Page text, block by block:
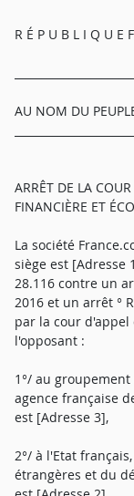
R É P U B L I Q U E
AU NOM DU
ARRÊT DE LA
FINANCIÈRE ET
La société
siège est [Adresse
28.116 contre un
2016 et un arrêt °
par la cour d'appel
l'opposant :
1°/ au
agence française
est [Adresse 3],
2°/ à l'Etat
étrangères et du